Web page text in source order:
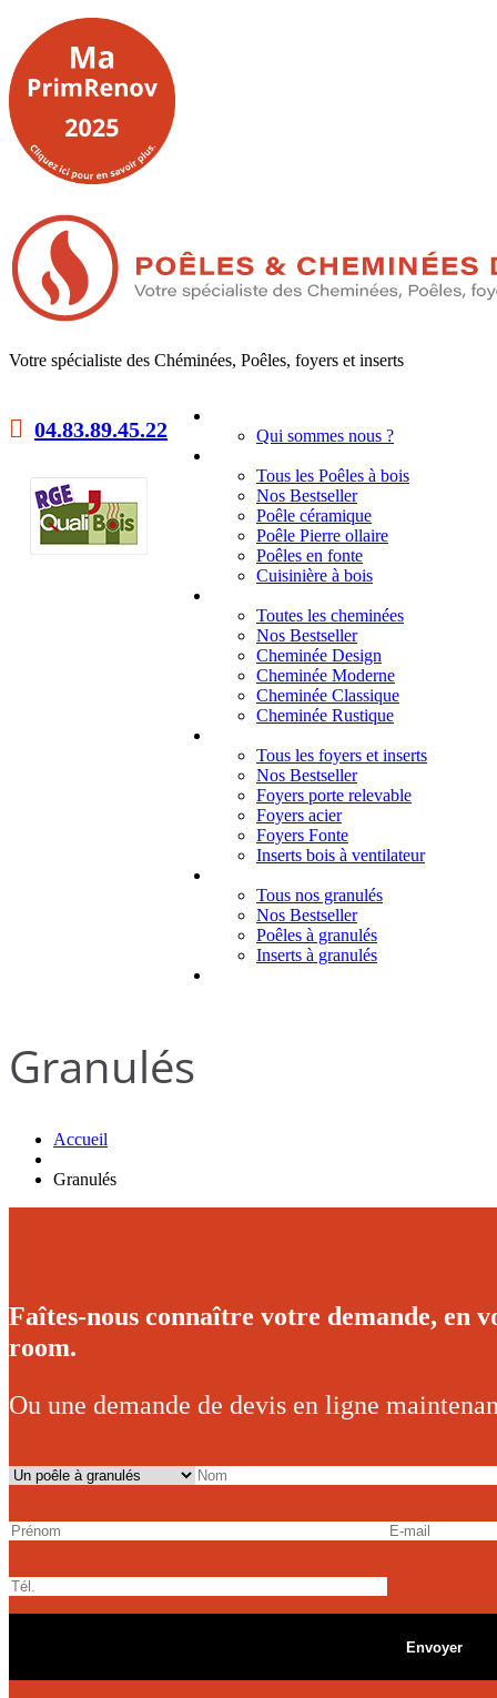
Votre spécialiste des Chéminées, Poêles, foyers et inserts
04.83.89.45.22 Qui sommes nous ?
Tous les Poêles à bois
Nos Bestseller
Poêle céramique
Poêle Pierre ollaire
Poêles en fonte
Cuisinière à bois
Toutes les cheminées
Nos Bestseller
Cheminée Design
Cheminée Moderne
Cheminée Classique
Cheminée Rustique
Tous les foyers et inserts
Nos Bestseller
Foyers porte relevable
Foyers acier
Foyers Fonte
Inserts bois à ventilateur
Tous nos granulés
Nos Bestseller
Poêles à granulés
Inserts à granulés
Granulés
Accueil
Granulés
Faîtes-nous connaître votre demande, en
room.
Ou une demande de devis en ligne